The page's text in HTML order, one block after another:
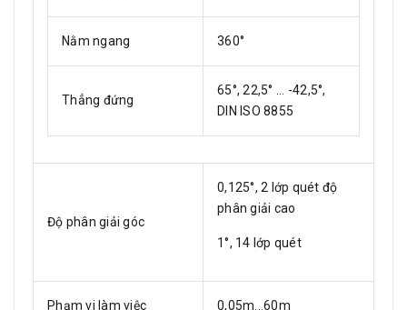
Nằm ngang 360°
Thẳng đứng
65°, 22,5° ... -42,5°,
DIN ISO 8855
Độ phân giải góc
0,125°, 2 lớp quét độ
phân giải cao
1°, 14 lớp quét
Phạm vi làm việc 0,05m...60m